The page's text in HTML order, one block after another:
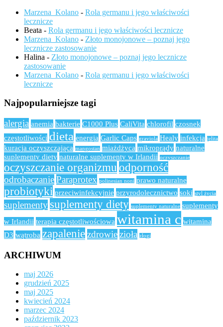
Marzena_Kolano - Rola germanu i jego właściwości
lecznicze
Beata - Rola germanu i jego właściwości lecznicze
Marzena_Kolano - Złoto monojonowe – poznaj jego
lecznicze zastosowanie
Halina - Złoto monojonowe – poznaj jego lecznicze
zastosowanie
Marzena_Kolano - Rola germanu i jego właściwości
lecznicze
Najpopularniejsze tagi
alergia anemia bakterie C1000 Plus CaliVita chlorofil czosnek
częstotliwości dieta energia Garlic Caps graviola Healy infekcja jelita
kuracja oczyszczająca mangostan miażdżyca mikroprądy naturalne
suplementy diety naturalne suplementy w Irlandii oczyszczanie
oczyszczanie organizmu odporność
odrobaczanieParaprotex polinesian noni prawo naturalne
probiotyki przeciwinfekcyjnie przyrodolecznictwo soki styl życia
suplementy suplementy diety suplementy naturalne suplementy
w Irlandii terapia częstotliwościowa witamina c witamina
D3 wątroba zapaleniezdrowiezioła złogi
ARCHIWUM
maj 2026
grudzień 2025
maj 2025
kwiecień 2024
marzec 2024
październik 2023